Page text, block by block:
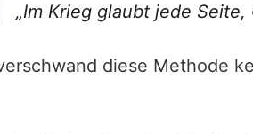
„Im Krieg glaubt jede
diese Methode